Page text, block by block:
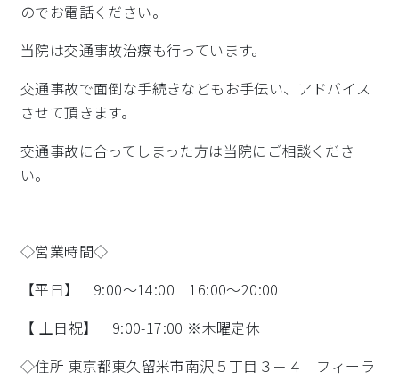
のでお電話ください。
当院は交通事故治療も行っています。
交通事故で面倒な手続きなどもお手伝い、アドバイス
させて頂きます。
交通事故に合ってしまった方は当院にご相談くださ
い。
◇営業時間◇
【平日】 9:00～14:00 16:00～20:00
【 土日祝】 9:00-17:00 ※木曜定休
◇住所 東京都東久留米市南沢５丁目３－４ フィーラ